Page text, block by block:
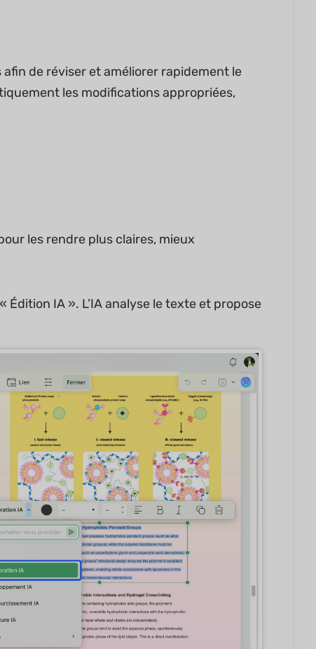
de réviser et améliorer rapidement le
les modifications appropriées,
les rendre plus claires, mieux
IA ». L’IA analyse le texte et propose